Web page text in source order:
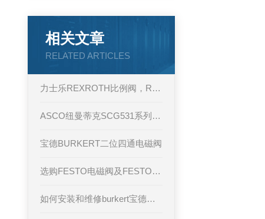
相关文章
RELATED ARTICLES
力士乐REXROTH比例阀，REXROTH阀工作原理
ASCO纽曼蒂克SCG531系列功能
宝德BURKERT二位四通电磁阀
选购FESTO电磁阀及FESTO气动元件必要的参数
如何安装和维修burkert宝德角座阀？